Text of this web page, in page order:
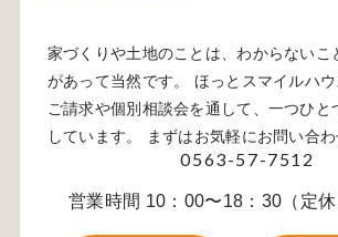
家づくりや土地のことは、わからないこ
があって当然です。 ほっとスマイルハ
ご請求や個別相談会を通して、一つひと
しています。 まずはお気軽にお問い合わ
0563-57-7512
営業時間 10：00〜18：30（定休